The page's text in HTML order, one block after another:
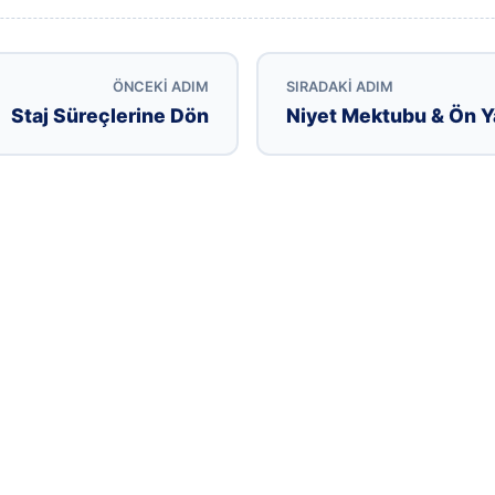
ÖNCEKI ADIM
Staj Süreçlerine Dön
SIRADAKI ADIM
Niyet Mektubu & Ön